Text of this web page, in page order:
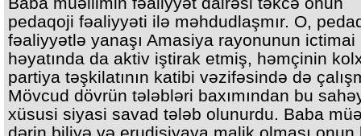
pedaqoji fəaliyyəti ilə məhdudlaşmır. O,
fəaliyyətlə yanaşı Amasiya rayonunun ictimai
həyatında da aktiv iştirak etmiş, həmçinin
partiya təşkilatının katibi vəzifəsində də
Mövcud dövrün tələbləri baxımından bu
xüsusi siyasi savad tələb olunurdu. Baba